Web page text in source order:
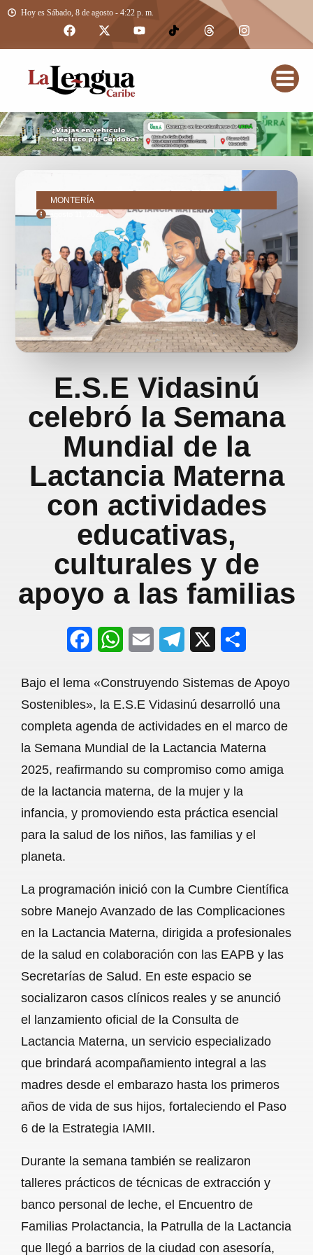
Hoy es Sábado, 8 de agosto - 4:22 p. m.
MONTERÍA
agosto 11, 2025
E.S.E Vidasinú
celebró la Semana
Mundial de la
Lactancia Materna
con actividades
educativas,
culturales y de
apoyo a las familias
c
o
o
k
W
a
A
p
p
a l
r
a
m
a
Bajo el lema «Construyendo Sistemas de Apoyo
Sostenibles», la E.S.E Vidasinú desarrolló una
completa agenda de actividades en el marco de
la Semana Mundial de la Lactancia Materna
2025, reafirmando su compromiso como amiga
de la lactancia materna, de la mujer y la
infancia, y promoviendo esta práctica esencial
para la salud de los niños, las familias y el
planeta.
La programación inició con la Cumbre Científica
sobre Manejo Avanzado de las Complicaciones
en la Lactancia Materna, dirigida a profesionales
de la salud en colaboración con las EAPB y las
Secretarías de Salud. En este espacio se
socializaron casos clínicos reales y se anunció
el lanzamiento oficial de la Consulta de
Lactancia Materna, un servicio especializado
que brindará acompañamiento integral a las
madres desde el embarazo hasta los primeros
años de vida de sus hijos, fortaleciendo el Paso
6 de la Estrategia IAMII.
Durante la semana también se realizaron
talleres prácticos de técnicas de extracción y
banco personal de leche, el Encuentro de
Familias Prolactancia, la Patrulla de la Lactancia
que llegó a barrios de la ciudad con asesoría,